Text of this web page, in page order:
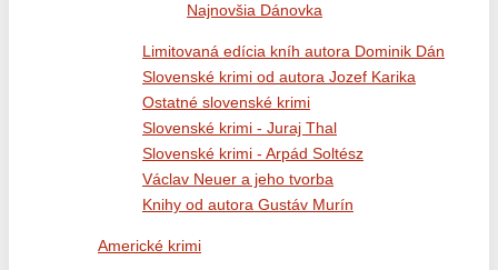
Najnovšia Dánovka
Limitovaná edícia kníh autora Dominik Dán
Slovenské krimi od autora Jozef Karika
Ostatné slovenské krimi
Slovenské krimi - Juraj Thal
Slovenské krimi - Arpád Soltész
Václav Neuer a jeho tvorba
Knihy od autora Gustáv Murín
Americké krimi